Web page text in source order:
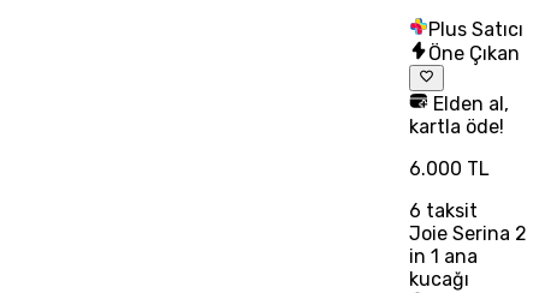
Plus Satıcı
Öne Çıkan
Elden al,
kartla öde!
6.000 TL
6 taksit
Joie Serina 2
in 1 ana
kucağı